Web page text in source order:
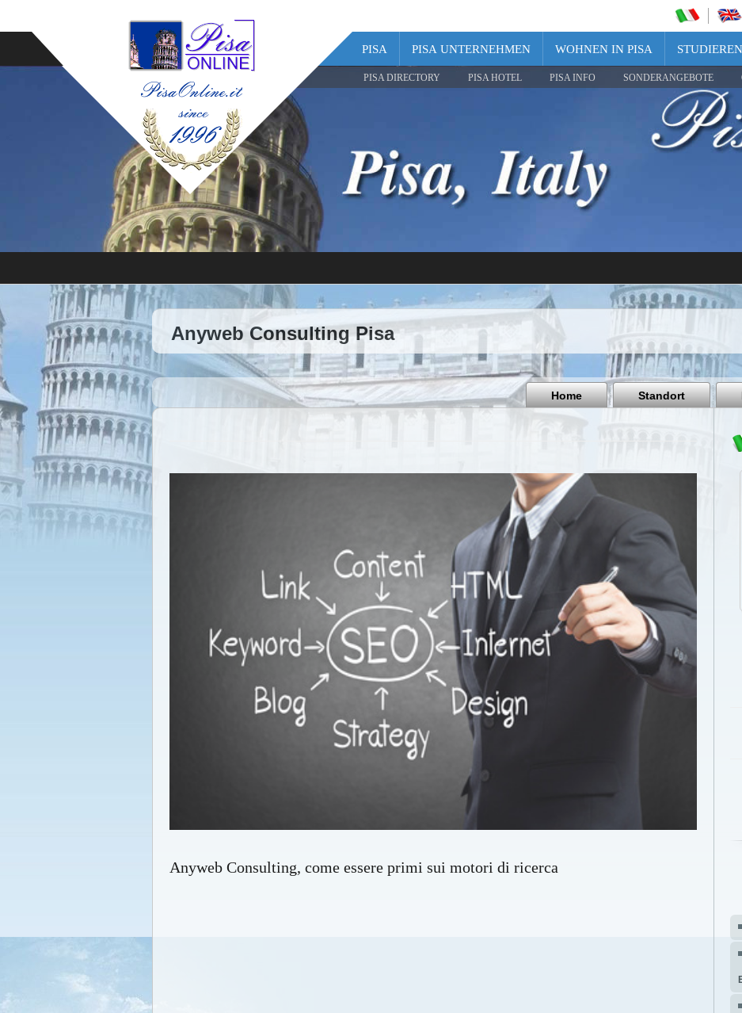
PISA PISA UNTERNEHMEN WOHNEN IN PISA
PISA DIRECTORY PISA HOTEL PISA INFO SONDERANGEBOTE
Anyweb Consulting Pisa
Home Standort
Anyweb Consulting, come essere primi sui motori di ricerca